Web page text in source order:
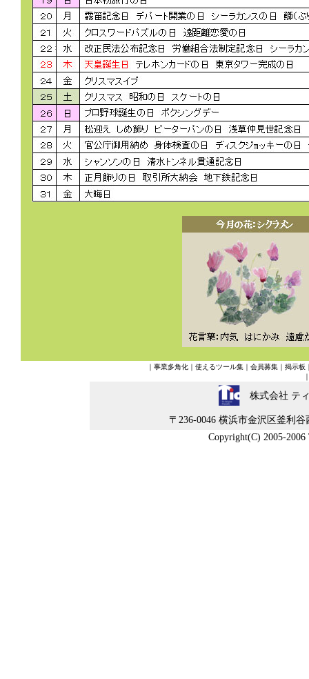
｜ 事業多角化｜ 使えるツール集｜ 会員募集｜ 掲示板
株式会社 テ
〒236-0046 横浜市金沢区釜利
Copyright(C) 2005-